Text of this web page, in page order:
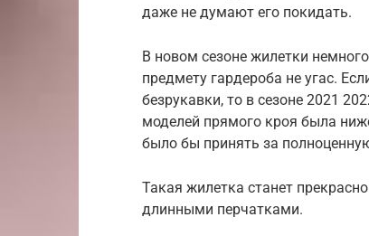
даже не думают его покидать.
В новом сезоне жилетки
предмету гардероба не угас.
безрукавки, то в сезоне 2021
моделей прямого кроя была
было бы принять за
Такая жилетка станет
длинными перчатками.